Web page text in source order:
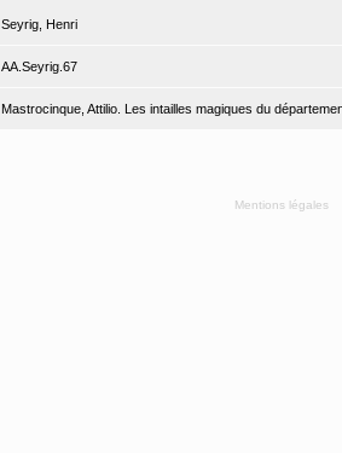
Seyrig, Henri
AA.Seyrig.67
Mastrocinque, Attilio. Les intailles magiques du
Mentions légales